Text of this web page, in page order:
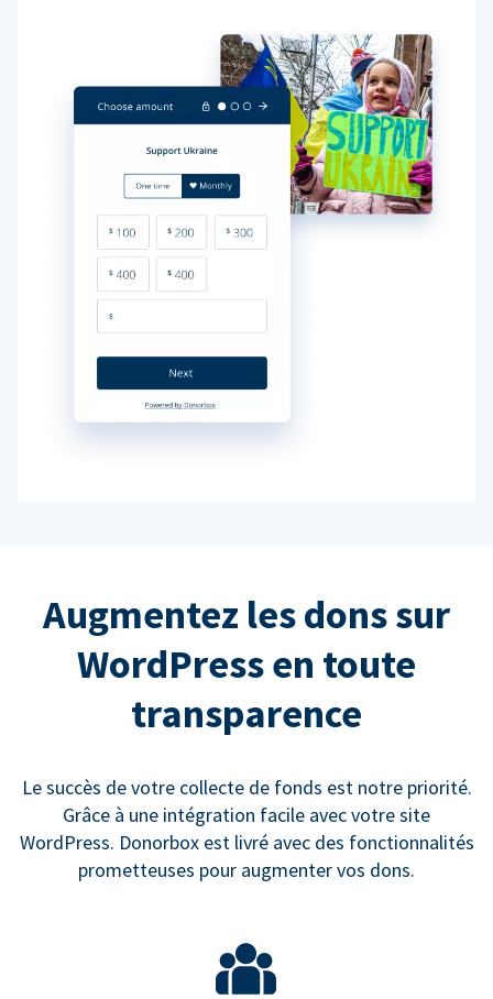
Augmentez les dons sur
WordPress en toute
transparence
Le succès de votre collecte de fonds est notre priorité.
Grâce à une intégration facile avec votre site
WordPress. Donorbox est livré avec des fonctionnalités
prometteuses pour augmenter vos dons.